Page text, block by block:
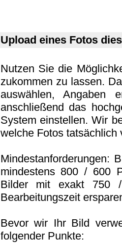
Upload eines Fotos
Nutzen Sie die
zukommen zu lassen.
auswählen, Angaben
anschließend das
System einstellen. Wir
welche Fotos tatsächlich
Mindestanforderungen:
mindestens 800 / 600
Bilder mit exakt 750
Bearbeitungszeit
Bevor wir Ihr Bild
folgender Punkte: